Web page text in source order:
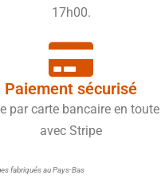
17h00.
Paiement sécurisé
par carte bancaire en
avec Stripe
fabriqués au Pays-Bas